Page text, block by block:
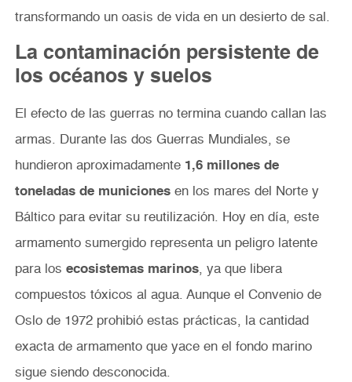
transformando un oasis de vida en un desierto de sal.
La contaminación persistente de
los océanos y suelos
El efecto de las guerras no termina cuando callan las
armas. Durante las dos Guerras Mundiales, se
hundieron aproximadamente 1,6 millones de
toneladas de municionesen los mares del Norte y
Báltico para evitar su reutilización. Hoy en día, este
armamento sumergido representa un peligro latente
para los ecosistemas marinos, ya que libera
compuestos tóxicos al agua. Aunque el Convenio de
Oslo de 1972 prohibió estas prácticas, la cantidad
exacta de armamento que yace en el fondo marino
sigue siendo desconocida.